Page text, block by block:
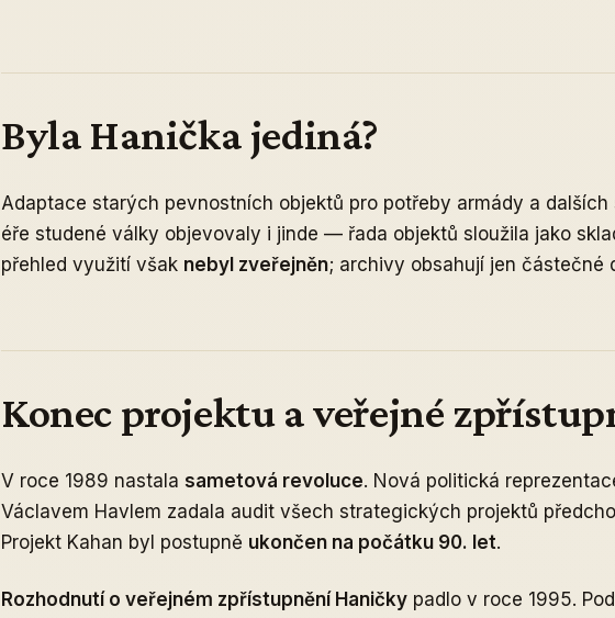
Byla Hanička jediná?
Adaptace starých pevnostních objektů pro potřeby armády a dalších
éře studené války objevovaly i jinde — řada objektů sloužila jako
přehled využití však nebyl zveřejněn; archivy obsahují jen částečné
Konec projektu a veřejné
V roce 1989 nastala sametová revoluce. Nová politická
Václavem Havlem zadala audit všech strategických projektů
Projekt Kahan byl postupně ukončen na počátku 90. let.
Rozhodnutí o veřejném zpřístupnění Haničky padlo v roce 1995.